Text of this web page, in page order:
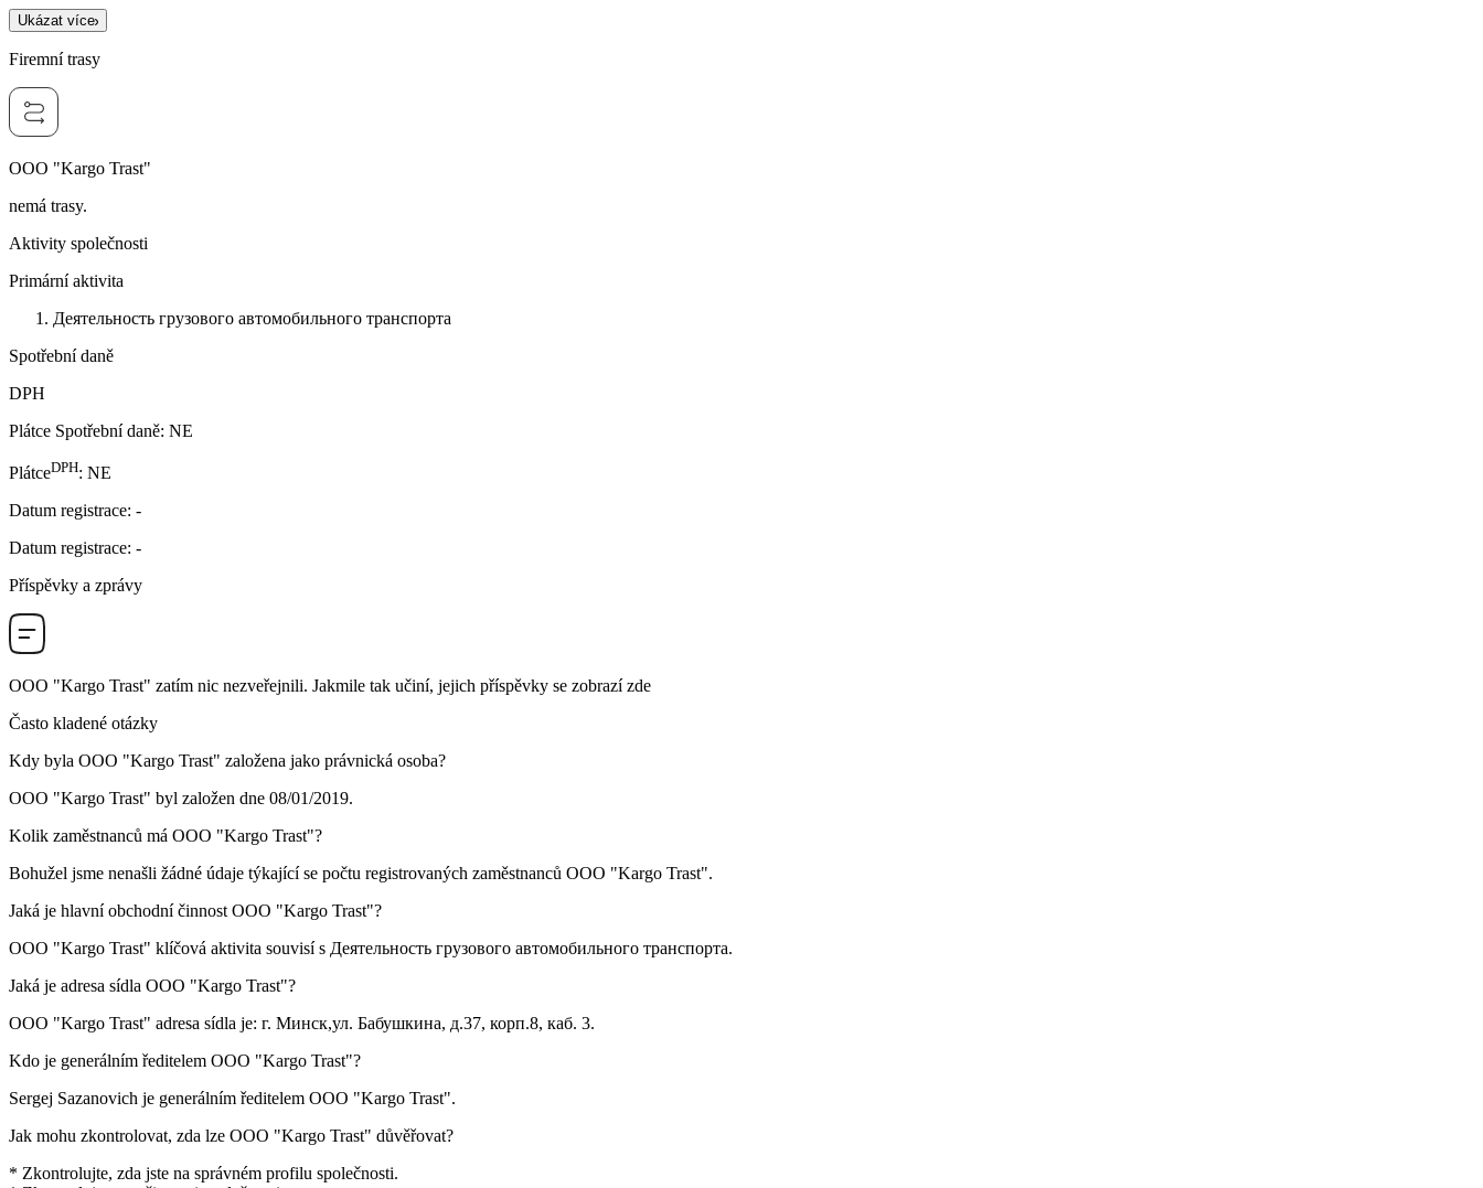
Ukázat více
Firemní trasy
OOO "Kargo Trast"
nemá trasy.
Aktivity společnosti
Primární aktivita
Деятельность грузового автомобильного транспорта
Spotřební daně
DPH
Plátce Spotřební daně: NE
PlátceDPH: NE
Datum registrace: -
Datum registrace: -
Příspěvky a zprávy
OOO "Kargo Trast" zatím nic nezveřejnili. Jakmile tak učiní, jejich příspěvky se zobrazí zde
Často kladené otázky
Kdy byla OOO "Kargo Trast" založena jako právnická osoba?
OOO "Kargo Trast" byl založen dne 08/01/2019.
Kolik zaměstnanců má OOO "Kargo Trast"?
Bohužel jsme nenašli žádné údaje týkající se počtu registrovaných zaměstnanců OOO "Kargo Trast".
Jaká je hlavní obchodní činnost OOO "Kargo Trast"?
OOO "Kargo Trast" klíčová aktivita souvisí s Деятельность грузового автомобильного транспорта.
Jaká je adresa sídla OOO "Kargo Trast"?
OOO "Kargo Trast" adresa sídla je: г. Минск,ул. Бабушкина, д.37, корп.8, каб. 3.
Kdo je generálním ředitelem OOO "Kargo Trast"?
Sergej Sazanovich je generálním ředitelem OOO "Kargo Trast".
Jak mohu zkontrolovat, zda lze OOO "Kargo Trast" důvěřovat?
* Zkontrolujte, zda jste na správném profilu společnosti.